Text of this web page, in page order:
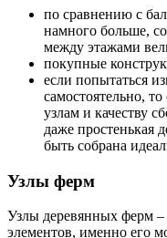
по сравнению с
намного больше,
между этажами
покупные
если попытаться
самостоятельно,
узлам и качеству
даже простенькая
быть собрана
Узлы ферм
Узлы деревянных ферм –
элементов, именно его